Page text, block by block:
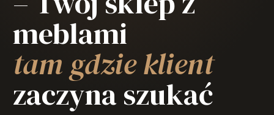
meblami
tam gdzie klient
zaczyna szukać